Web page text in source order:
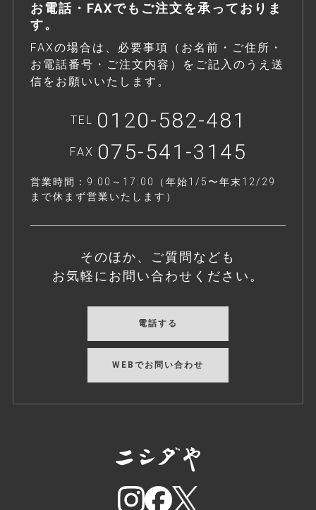
お電話・FAXでもご注文を承っておりま
す。
FAXの場合は、必要事項（お名前・ご住所・
お電話番号・ご注文内容）をご記入のうえ送
信をお願いいたします。
TEL 0120-582-481
FAX 075-541-3145
営業時間：9:00～17:00（年始1/5〜年末12/29
まで休まず営業いたします）
そのほか、ご質問なども
お気軽にお問い合わせください。
電話する
WEBでお問い合わせ